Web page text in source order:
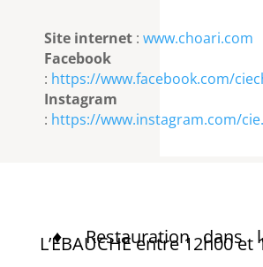
Site internet :www.choari.com
Facebook
: https://www.facebook.com/
Instagram
: https://www.instagram.com/
♦ Restauration dans
L’EBAUCHE entre 12h00 et